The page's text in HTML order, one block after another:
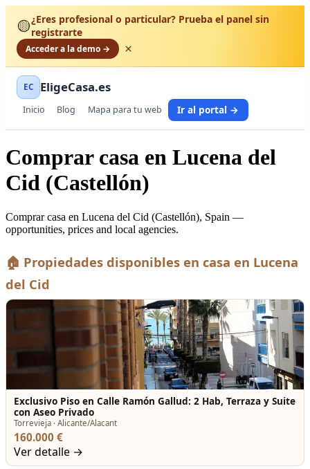
🟡¿Eres profesional o particular? Prueba el panel sin
registrarte
Acceder a la demo → ×
EC EligeCasa.es
Inicio Blog Mapa para tu web Ir al portal →
Comprar casa en Lucena del
Cid (Castellón)
Comprar casa en Lucena del Cid (Castellón), Spain —
opportunities, prices and local agencies.
🏠 Propiedades disponibles en casa en Lucena
del Cid
Exclusivo Piso en Calle Ramón Gallud: 2 Hab, Terraza y Suite
con Aseo Privado
Torrevieja · Alicante/Alacant
160.000 €
Ver detalle →